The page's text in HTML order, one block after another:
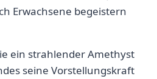
Erwachsene begeistern
ein strahlender Amethyst
seine Vorstellungskraft